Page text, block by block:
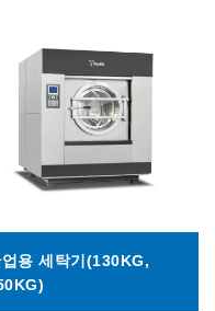
용 세탁기(130KG,